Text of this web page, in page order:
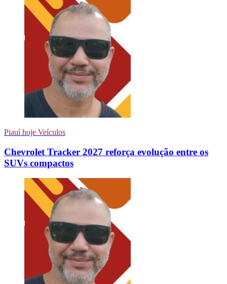
Piauí hoje Veículos
Chevrolet Tracker 2027 reforça evolução entre os
SUVs compactos